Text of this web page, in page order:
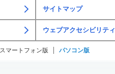
サイトマップ
ウェブアクセシビリティ
スマートフォン版 パソコン版